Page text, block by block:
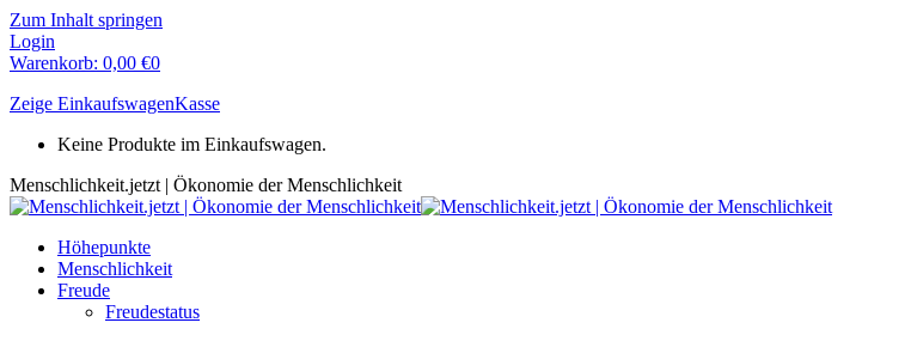
Zum Inhalt springen
Login
Warenkorb: 0,00 €0
Zeige EinkaufswagenKasse
Keine Produkte im Einkaufswagen.
Menschlichkeit.jetzt | Ökonomie der Menschlichkeit
Höhepunkte
Menschlichkeit
Freude
Freudestatus